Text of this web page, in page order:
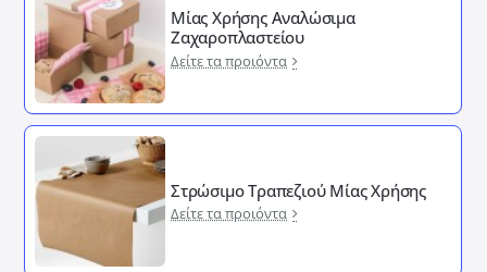
Μίας Χρήσης Αναλώσιμα
Ζαχαροπλαστείου
Δείτε τα προιόντα
Στρώσιμο Τραπεζιού Μίας Χρήσης
Δείτε τα προιόντα